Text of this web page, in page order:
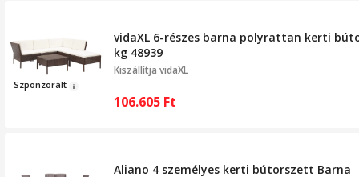
Szponzorált
vidaXL 6-részes barna polyrattan kerti
kg 48939
Kiszállítja vidaXL
106.605 Ft
Aliano 4 személyes kerti bútorszett Barna